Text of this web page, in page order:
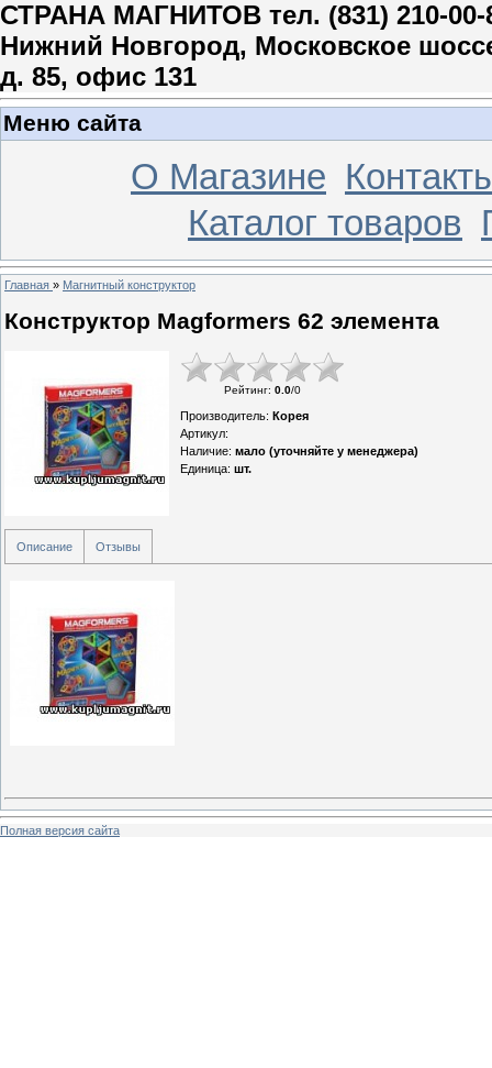
СТРАНА МАГНИТОВ тел. (831) 210-00-
Нижний Новгород, Московское
д. 85, офис 131
Меню сайта
О Магазине
Каталог товаров
Главная » Магнитный конструктор
Конструктор Magformers 62 элемента
Рейтинг: 0.0/0
Производитель: Корея
Артикул:
Наличие: мало (уточняйте у менеджера)
Единица: шт.
Описание Отзывы
Полная версия сайта